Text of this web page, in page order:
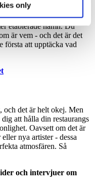
only
diagrammet -en
etablerade namn. Du
är vem - och det är det
första att upptäcka vad
och det är helt okej. Men
att hålla din restaurangs
Oavsett om det är
nya artister - dessa
atmosfären. Så
och intervjuer om